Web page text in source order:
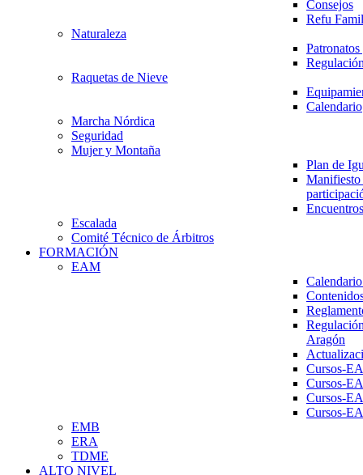
Consejos
Refu
Naturaleza
Raquetas de Nieve
Calendario
Marcha Nórdica
Seguridad
Mujer y Montaña
Plan de
Escalada
Comité Técnico de Árbitros
FORMACIÓN
EAM
Aragón
Cursos-
Cursos-
Cursos-
Cursos-
EMB
ERA
TDME
ALTO NIVEL